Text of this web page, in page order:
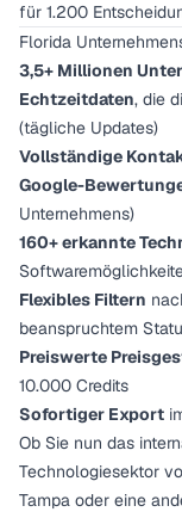
für 1.200
Florida
3,5+ Millionen
Echtzeitdaten, die
(tägliche Updates)
Vollständige
Google-
Unternehmens)
160+ erkannte
Flexibles Filtern
beanspruchtem
Preiswerte
10.000 Credits
Sofortiger Export
Ob Sie nun das
Technologiesektor
Tampa oder eine